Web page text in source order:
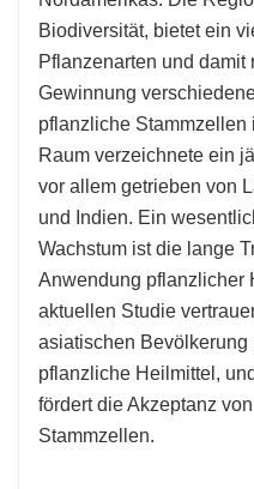
Biodiversität, bietet ein
Pflanzenarten und
Gewinnung
pflanzliche
Raum verzeichnete ein
vor allem getrieben von
und Indien. Ein
Wachstum ist die lange
Anwendung pflanzlicher
aktuellen Studie
asiatischen
pflanzliche Heilmittel,
fördert die Akzeptanz
Stammzellen.